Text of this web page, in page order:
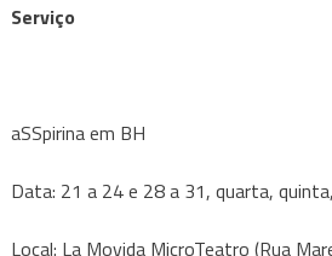
Serviço
aSSpirina em BH
Data: 21 a 24 e 28 a 31, quarta,
Local: La Movida MicroTeatro (Rua